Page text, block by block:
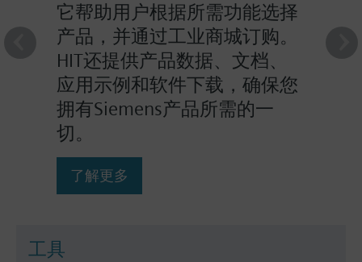
它帮助用户根据所需功能选择
产品，并通过工业商城订购。
HIT还提供产品数据、文档、
应用示例和软件下载，确保您
拥有Siemens产品所需的一
切。
了解更多
工具